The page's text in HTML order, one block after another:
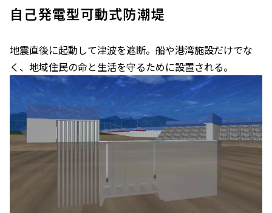
自己発電型可動式防潮堤
地震直後に起動して津波を遮断。船や港湾施設だけでな
く、地域住民の命と生活を守るために設置される。